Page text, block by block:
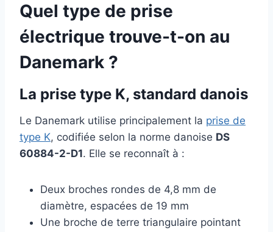
Quel type de prise
électrique trouve-t-on au
Danemark ?
La prise type K, standard danois
Le Danemark utilise principalement la prise de
type K, codifiée selon la norme danoise DS
60884-2-D1. Elle se reconnaît à :
Deux broches rondes de 4,8 mm de
diamètre, espacées de 19 mm
Une broche de terre triangulaire pointant